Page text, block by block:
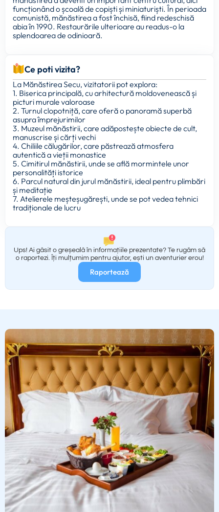
funcționând o școală de copiști și miniaturiști. În perioada
comunistă, mănăstirea a fost închisă, fiind redeschisă
abia în 1990. Restaurările ulterioare au readus-o la
splendoarea de odinioară.
Ce poti vizita?
La Mănăstirea Secu, vizitatorii pot explora:
1. Biserica principală, cu arhitectură moldovenească și
picturi murale valoroase
2. Turnul clopotniță, care oferă o panoramă superbă
asupra împrejurimilor
3. Muzeul mănăstirii, care adăpostește obiecte de cult,
manuscrise și cărți vechi
4. Chiliile călugărilor, care păstrează atmosfera
autentică a vieții monastice
5. Cimitirul mănăstirii, unde se află mormintele unor
personalități istorice
6. Parcul natural din jurul mănăstirii, ideal pentru plimbări
și meditație
7. Atelierele meșteșugărești, unde se pot vedea tehnici
tradiționale de lucru
Ups! Ai găsit o greșeală în informațiile prezentate? Te rugăm să
o raportezi. Îți mulțumim pentru ajutor, ești un aventurier erou!
Raportează